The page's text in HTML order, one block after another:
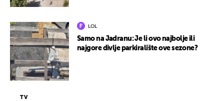
LOL
Samo na Jadranu: Je li ovo najbolje ili
najgore divlje parkiralište ove sezone?
TV